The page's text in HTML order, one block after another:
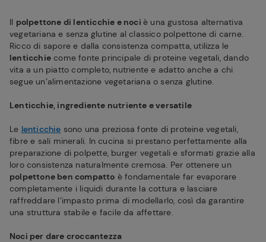
Il polpettone di lenticchie e nociè una gustosa alternativa
vegetariana e senza glutine al classico polpettone di carne.
Ricco di sapore e dalla consistenza compatta, utilizza le
lenticchie come fonte principale di proteine vegetali, dando
vita a un piatto completo, nutriente e adatto anche a chi
segue un’alimentazione vegetariana o senza glutine.
Lenticchie, ingrediente nutriente e versatile
Le lenticchie sono una preziosa fonte di proteine vegetali,
fibre e sali minerali. In cucina si prestano perfettamente alla
preparazione di polpette, burger vegetali e sformati grazie alla
loro consistenza naturalmente cremosa. Per ottenere un
polpettone ben compatto è fondamentale far evaporare
completamente i liquidi durante la cottura e lasciare
raffreddare l’impasto prima di modellarlo, così da garantire
una struttura stabile e facile da affettare.
Noci per dare croccantezza